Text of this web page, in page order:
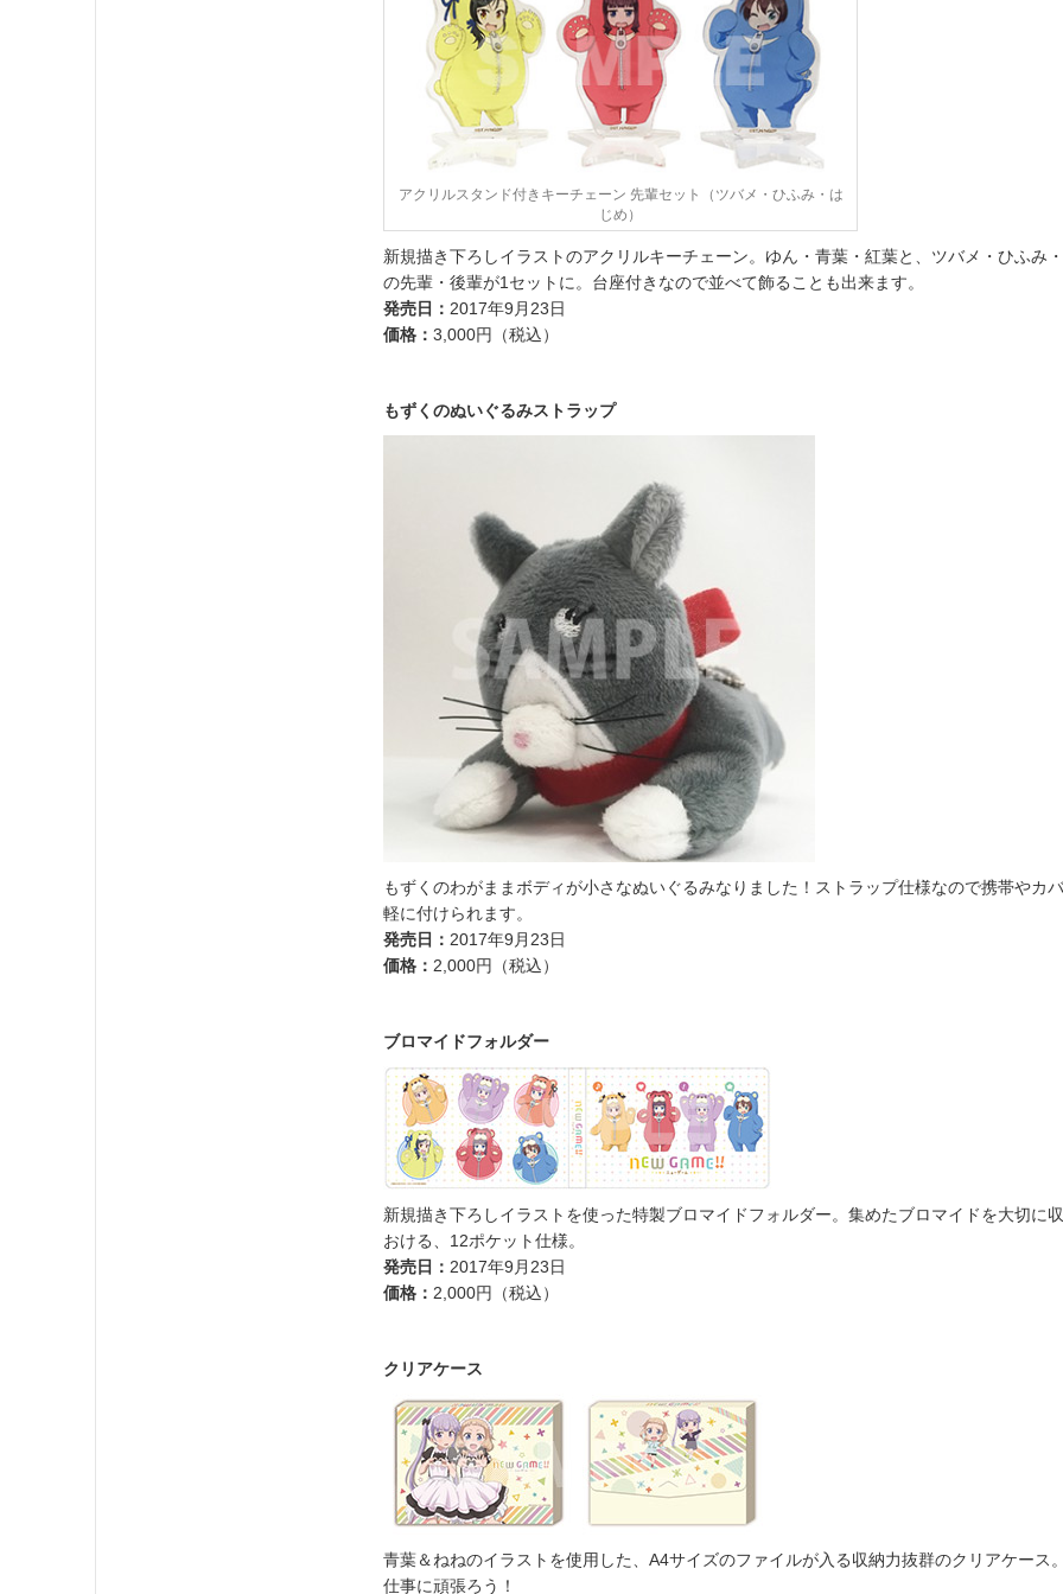
アクリルスタンド付きキーチェーン 先輩セット（ツバメ・ひふみ・は
じめ）
新規描き下ろしイラストのアクリルキーチェーン。ゆん・青葉・紅葉と、ツバメ・ひふみ
の先輩・後輩が1セットに。台座付きなので並べて飾ることも出来ます。
発売日： 2017年9月23日
価格：3,000円（税込）
もずくのぬいぐるみストラップ
もずくのわがままボディが小さなぬいぐるみなりました！ストラップ仕様なので携帯やカ
軽に付けられます。
発売日： 2017年9月23日
価格： 2,000円（税込）
ブロマイドフォルダー
新規描き下ろしイラストを使った特製ブロマイドフォルダー。集めたブロマイドを大切に
おける、12ポケット仕様。
発売日： 2017年9月23日
価格： 2,000円（税込）
クリアケース
青葉＆ねねのイラストを使用した、A4サイズのファイルが入る収納力抜群のクリアケース
仕事に頑張ろう！